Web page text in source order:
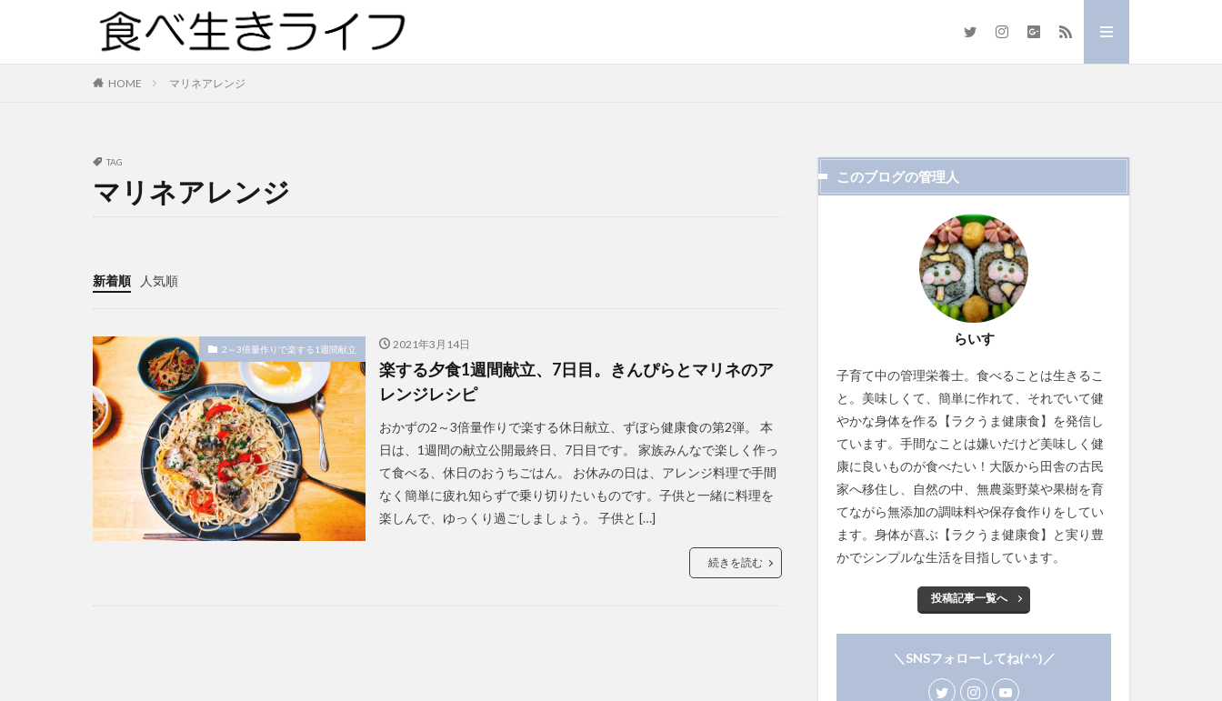
HOME マリネアレンジ
TAG
マリネアレンジ
新着順 人気順
2～3倍量作りで楽する1週間献立 2021年3月14日
楽する夕食1週間献立、7日目。きんぴらとマリネのア
レンジレシピ
おかずの2～3倍量作りで楽する休日献立、ずぼら健康食の第2弾。 本
日は、1週間の献立公開最終日、7日目です。 家族みんなで楽しく作っ
て食べる、休日のおうちごはん。 お休みの日は、アレンジ料理で手間
なく簡単に疲れ知らずで乗り切りたいものです。子供と一緒に料理を
楽しんで、ゆっくり過ごしましょう。 子供と […]
続きを読む
このブログの管理人
らいす
子育て中の管理栄養士。食べることは生きるこ
と。美味しくて、簡単に作れて、それでいて健
やかな身体を作る【ラクうま健康食】を発信し
ています。手間なことは嫌いだけど美味しく健
康に良いものが食べたい！大阪から田舎の古民
家へ移住し、自然の中、無農薬野菜や果樹を育
てながら無添加の調味料や保存食作りをしてい
ます。身体が喜ぶ【ラクうま健康食】と実り豊
かでシンプルな生活を目指しています。
投稿記事一覧へ
＼SNSフォローしてね(^^)／